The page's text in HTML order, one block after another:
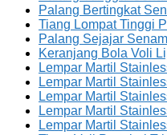
Palang Bertingkat
Tiang Lompat Tinggi
Palang Sejajar
Keranjang Bola Voli
Lempar Martil
Lempar Martil
Lempar Martil
Lempar Martil
Lempar Martil